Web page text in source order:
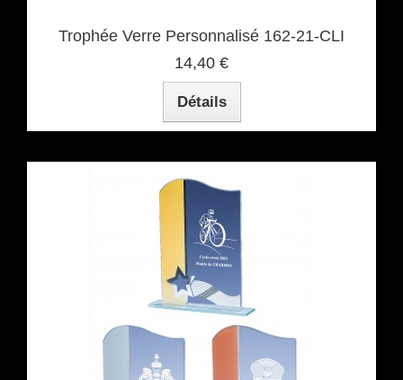
Trophée Verre Personnalisé 162-21-CLI
14,40 €
Détails